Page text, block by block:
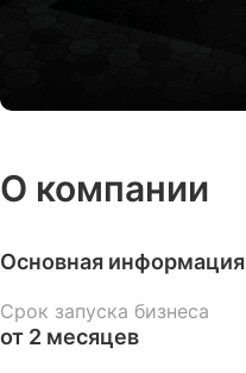
О компании
Основная информация
Срок запуска бизнеса
от 2 месяцев